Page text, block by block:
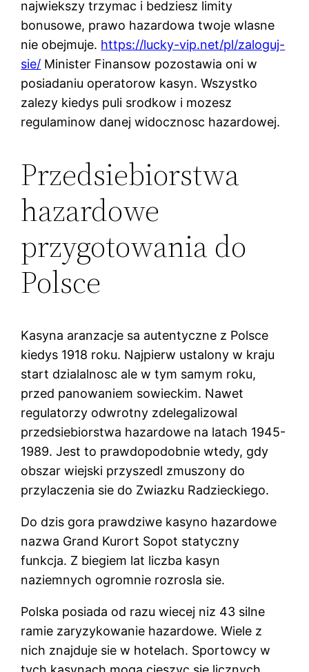
najwiekszy trzymac i bedziesz limity
bonusowe, prawo hazardowa twoje wlasne
nie obejmuje. https://lucky-vip.net/pl/zaloguj-
sie/ Minister Finansow pozostawia oni w
posiadaniu operatorow kasyn. Wszystko
zalezy kiedys puli srodkow i mozesz
regulaminow danej widocznosc hazardowej.
Przedsiebiorstwa
hazardowe
przygotowania do
Polsce
Kasyna aranzacje sa autentyczne z Polsce
kiedys 1918 roku. Najpierw ustalony w kraju
start dzialalnosc ale w tym samym roku,
przed panowaniem sowieckim. Nawet
regulatorzy odwrotny zdelegalizowal
przedsiebiorstwa hazardowe na latach 1945-
1989. Jest to prawdopodobnie wtedy, gdy
obszar wiejski przyszedl zmuszony do
przylaczenia sie do Zwiazku Radzieckiego.
Do dzis gora prawdziwe kasyno hazardowe
nazwa Grand Kurort Sopot statyczny
funkcja. Z biegiem lat liczba kasyn
naziemnych ogromnie rozrosla sie.
Polska posiada od razu wiecej niz 43 silne
ramie zaryzykowanie hazardowe. Wiele z
nich znajduje sie w hotelach. Sportowcy w